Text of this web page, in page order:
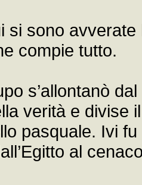
sono avverate
compie tutto.
s’allontanò dal
verità e
pasquale. Ivi
al